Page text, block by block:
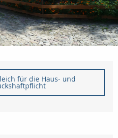
für die Haus- und